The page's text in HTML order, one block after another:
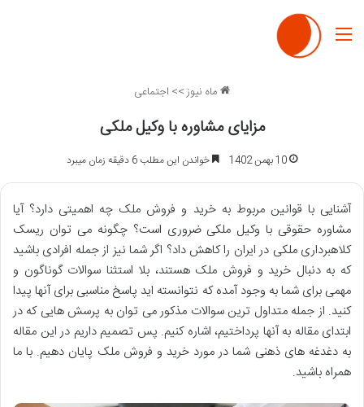
منو
ماه نیوز>> اجتماعی
مزایای مشاوره با وکیل ملکی
10 بهمن 1402 خواندن این مطلب 6 دقیقه زمان میبرد
آشنایی با قوانین مربوط به خرید و فروش ملک چه اهمیتی دارد؟ آیا
مشاوره حقوقی با وکیل ملکی ضروری است؟ چگونه می توان ریسک
کلاهبرداری ملکی در ایران را کاهش داد؟ اگر شما نیز از جمله افرادی باشید
که به دنبال خرید و فروش ملک هستند، بلا استثنا سوالات گوناگون و
مهمی برای شما به وجود آمده که نتوانسته اید پاسخ مناسبی برای آنها پیدا
کنید. از جمله متداول ترین سوالات مذکور می توان به پرسش هایی که در
ابتدای مقاله به آنها پرداختیم، اشاره کنیم. پس تصمیم داریم در این مقاله
به دغدغه های ذهنی شما در مورد خرید و فروش ملک پایان دهیم. با ما
همراه باشید.